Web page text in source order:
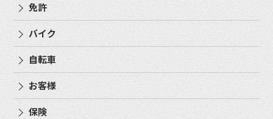
免許
バイク
自転車
お客様
保険